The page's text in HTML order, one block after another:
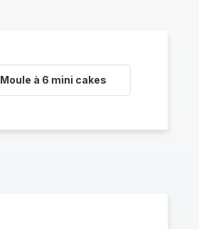
Moule à 6 mini cakes